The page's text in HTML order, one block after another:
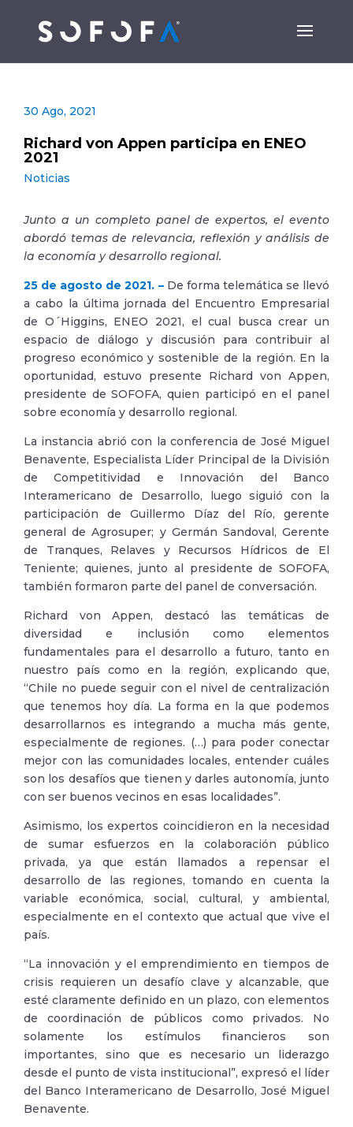
30 Ago, 2021
Richard von Appen participa en ENEO
2021
Noticias
Junto a un completo panel de expertos, el evento
abordó temas de relevancia, reflexión y análisis de
la economía y desarrollo regional.
25 de agosto de 2021. –De forma telemática se llevó
a cabo la última jornada del Encuentro Empresarial
de O´Higgins, ENEO 2021, el cual busca crear un
espacio de diálogo y discusión para contribuir al
progreso económico y sostenible de la región. En la
oportunidad, estuvo presente Richard von Appen,
presidente de SOFOFA, quien participó en el panel
sobre economía y desarrollo regional.
La instancia abrió con la conferencia de José Miguel
Benavente, Especialista Líder Principal de la División
de Competitividad e Innovación del Banco
Interamericano de Desarrollo, luego siguió con la
participación de Guillermo Díaz del Río, gerente
general de Agrosuper; y Germán Sandoval, Gerente
de Tranques, Relaves y Recursos Hídricos de El
Teniente; quienes, junto al presidente de SOFOFA,
también formaron parte del panel de conversación.
Richard von Appen, destacó las temáticas de
diversidad e inclusión como elementos
fundamentales para el desarrollo a futuro, tanto en
nuestro país como en la región, explicando que,
“Chile no puede seguir con el nivel de centralización
que tenemos hoy día. La forma en la que podemos
desarrollarnos es integrando a mucha más gente,
especialmente de regiones. (…) para poder conectar
mejor con las comunidades locales, entender cuáles
son los desafíos que tienen y darles autonomía, junto
con ser buenos vecinos en esas localidades”.
Asimismo, los expertos coincidieron en la necesidad
de sumar esfuerzos en la colaboración público
privada, ya que están llamados a repensar el
desarrollo de las regiones, tomando en cuenta la
variable económica, social, cultural, y ambiental,
especialmente en el contexto que actual que vive el
país.
“La innovación y el emprendimiento en tiempos de
crisis requieren un desafío clave y alcanzable, que
esté claramente definido en un plazo, con elementos
de coordinación de públicos como privados. No
solamente los estímulos financieros son
importantes, sino que es necesario un liderazgo
desde el punto de vista institucional”, expresó el líder
del Banco Interamericano de Desarrollo, José Miguel
Benavente.